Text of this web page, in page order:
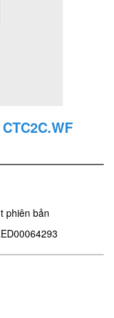
phiên bản